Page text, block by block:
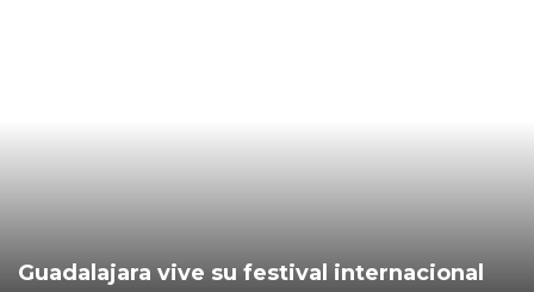
Guadalajara vive su festival internacional